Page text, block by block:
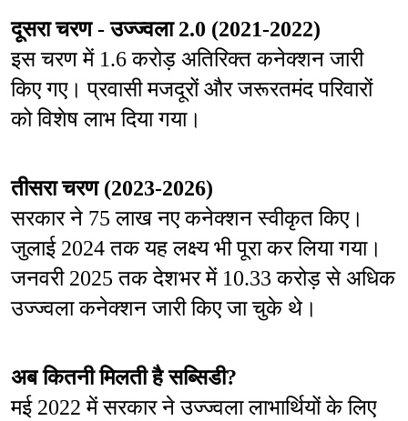
दूसरा चरण - उज्ज्वला 2.0 (2021-2022)
इस चरण में 1.6 करोड़ अतिरिक्त कनेक्शन जारी
किए गए। प्रवासी मजदूरों और जरूरतमंद परिवारों
को विशेष लाभ दिया गया।
तीसरा चरण (2023-2026)
सरकार ने 75 लाख नए कनेक्शन स्वीकृत किए।
जुलाई 2024 तक यह लक्ष्य भी पूरा कर लिया गया।
जनवरी 2025 तक देशभर में 10.33 करोड़ से अधिक
उज्ज्वला कनेक्शन जारी किए जा चुके थे।
अब कितनी मिलती है सब्सिडी?
मई 2022 में सरकार ने उज्ज्वला लाभार्थियों के लिए